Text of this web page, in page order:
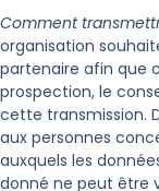
Comment
organisation
partenaire afin que
prospection, le
cette transmission.
aux personnes
auxquels les
donné ne peut être